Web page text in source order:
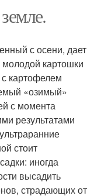
с осени, дает
картошки
картофелем
«озимый»
с момента
результатами
стоит
иногда
высадить
страдающих от